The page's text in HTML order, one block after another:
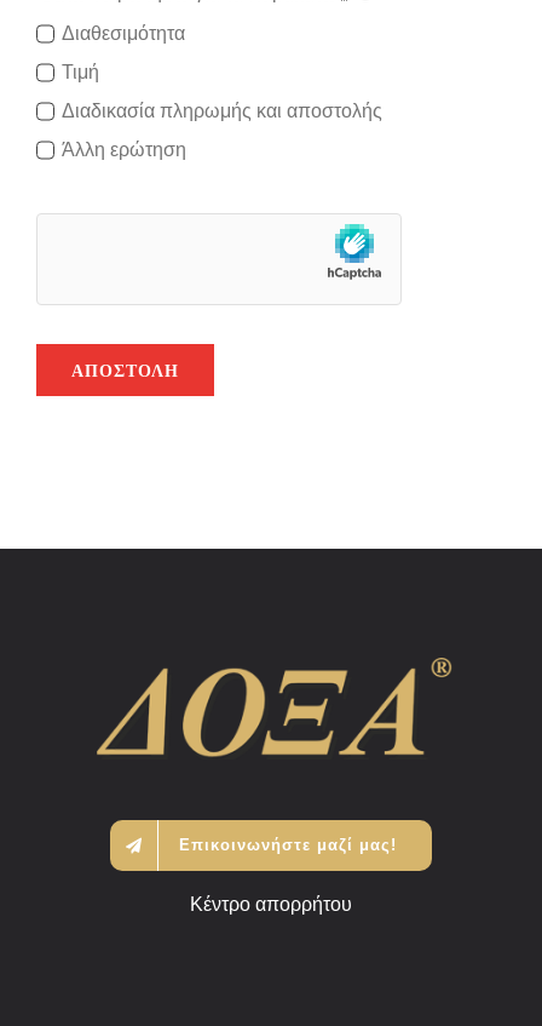
Διαθεσιμότητα
Τιμή
Διαδικασία πληρωμής και αποστολής
Άλλη ερώτηση
ΑΠΟΣΤΟΛΉ
Επικοινωνήστε μαζί μας!
Κέντρο απορρήτου